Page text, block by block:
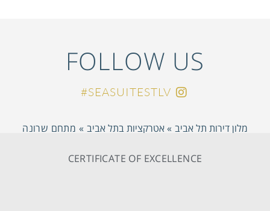
FOLLOW US
SEASUITESTLV#
מלון דירות תל אביב »אטרקציות בתל אביב » מתחם שרונה
CERTIFICATE OF EXCELLENCE